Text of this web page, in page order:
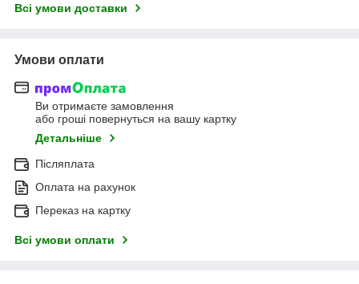
Всі умови доставки
Умови оплати
Ви отримаєте замовлення
або гроші повернуться на вашу картку
Детальніше
Післяплата
Оплата на рахунок
Переказ на картку
Всі умови оплати